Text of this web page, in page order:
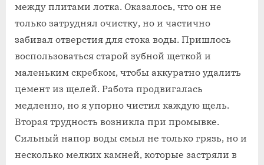
между плитами лотка. Оказалось, что он не
только затруднял очистку, но и частично
забивал отверстия для стока воды. Пришлось
воспользоваться старой зубной щеткой и
маленьким скребком, чтобы аккуратно удалить
цемент из щелей. Работа продвигалась
медленно, но я упорно чистил каждую щель.
Вторая трудность возникла при промывке.
Сильный напор воды смыл не только грязь, но и
несколько мелких камней, которые застряли в